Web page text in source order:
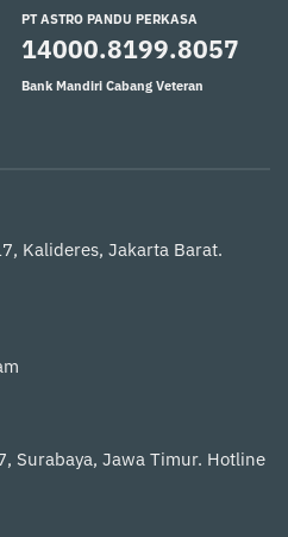
PT ASTRO PANDU PERKASA
14000.8199.8057
Bank Mandiri Cabang Veteran
Kalideres, Jakarta Barat.
Surabaya, Jawa Timur. Hotline